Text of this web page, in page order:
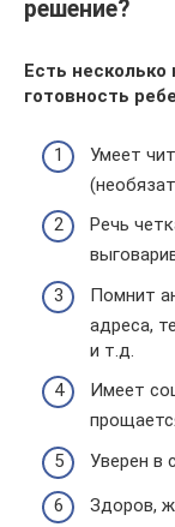
решение?
Есть
готовность
Умеет
Речь
Помнит
адреса,
и т.д.
Имеет
Уверен в
Здоров,